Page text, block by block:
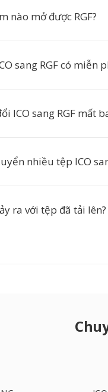
nào mở được RGF?
sang RGF có miễn
ICO sang RGF mất
nhiều tệp ICO
ra với tệp đã tải lên?